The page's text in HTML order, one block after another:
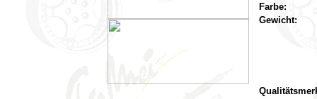
Farbe:
Gewicht: